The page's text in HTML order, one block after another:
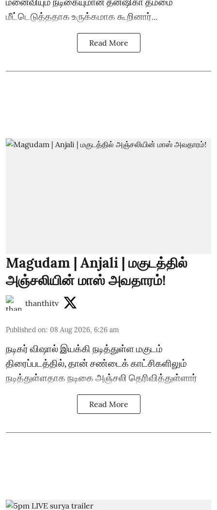
மீட்டெடுத்ததாக உருக்கமாக கூறினார்...
Read More
Magudam | Anjali | மகுடத்தில்
அஞ்சலியின் மாஸ் அவதாரம்!
thanthitv
Published on: 08 Aug 2026, 6:26 am
நடிகர் விஷால் இயக்கி நடித்துள்ள மகுடம்
திரைப்படத்தில், தான் சண்டைக் காட்சிகளிலும்
நடித்துள்ளதாக நடிகை அஞ்சலி தெரிவித்துள்ளார்
Read More